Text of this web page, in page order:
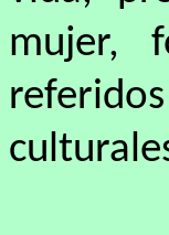
mujer,